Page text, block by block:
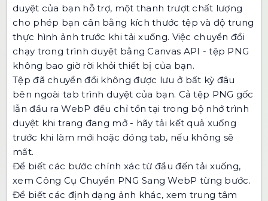
duyệt của bạn hỗ trợ, một thanh trượt chất lượng
cho phép bạn cân bằng kích thước tệp và độ trung
thực hình ảnh trước khi tải xuống. Việc chuyển đổi
chạy trong trình duyệt bằng Canvas API - tệp PNG
không bao giờ rời khỏi thiết bị của bạn.
Tệp đã chuyển đổi không được lưu ở bất kỳ đâu
bên ngoài tab trình duyệt của bạn. Cả tệp PNG gốc
lẫn đầu ra WebP đều chỉ tồn tại trong bộ nhớ trình
duyệt khi trang đang mở - hãy tải kết quả xuống
trước khi làm mới hoặc đóng tab, nếu không sẽ
mất.
Để biết các bước chính xác từ đầu đến tải xuống,
xemCông Cụ Chuyển PNG Sang WebP từng bước.
Để biết các định dạng ảnh khác, xem trung tâm